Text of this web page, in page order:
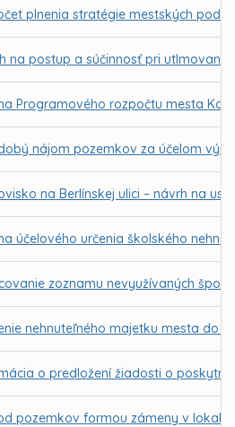
plnenia stratégie mestských
na postup a súčinnosť pri utlmovaní
Programového rozpočtu mesta
nájom pozemkov za účelom
na Berlínskej ulici – návrh na
účelového určenia školského
zoznamu nevyužívaných
nehnuteľného majetku mesta do
o predložení žiadosti o
pozemkov formou zámeny v